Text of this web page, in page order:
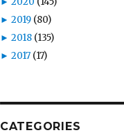
► 2019 (80)
► 2018 (135)
► 2017 (17)
CATEGORIES